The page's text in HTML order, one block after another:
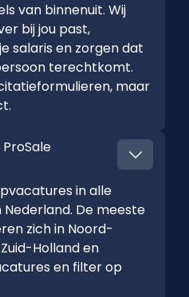
van binnenuit. Wij
bij jou past,
salaris en zorgen dat
terechtkomt.
maar
in alle
De meeste
zich in Noord-
Holland en
en filter op